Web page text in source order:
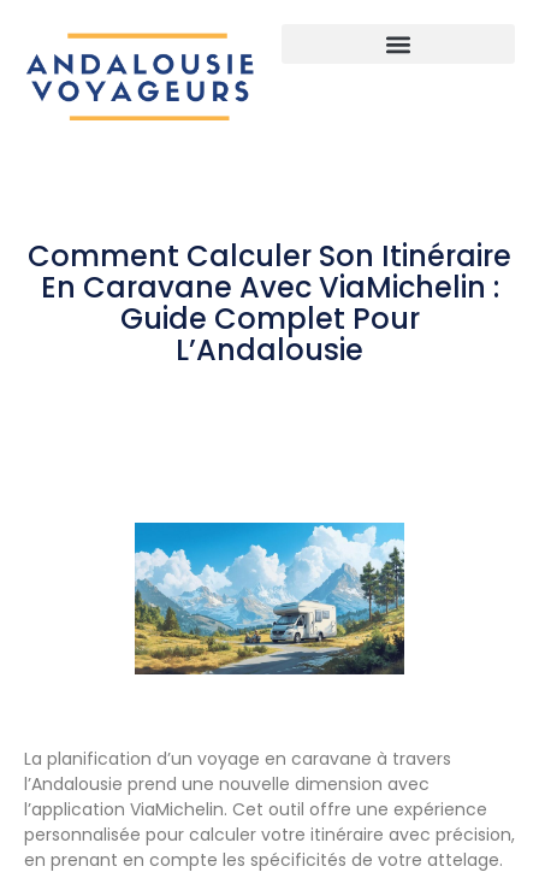
Comment Calculer Son Itinéraire
En Caravane Avec ViaMichelin :
Guide Complet Pour
L’Andalousie
La planification d’un voyage en caravane à travers
l’Andalousie prend une nouvelle dimension avec
l’application ViaMichelin. Cet outil offre une expérience
personnalisée pour calculer votre itinéraire avec précision,
en prenant en compte les spécificités de votre attelage.